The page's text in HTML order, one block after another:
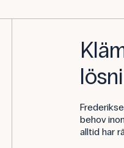
behov
alltid har